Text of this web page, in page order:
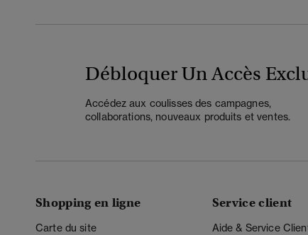
Débloquer Un Accès
Accédez aux coulisses des campagnes,
collaborations, nouveaux produits et ventes.
Shopping en ligne
Carte du site
Service client
Aide & Service